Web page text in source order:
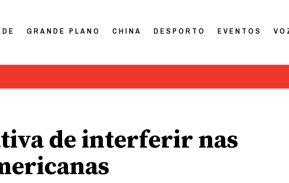
GRANDE PLANO CHINA DESPORTO EVENTOS
de interferir nas